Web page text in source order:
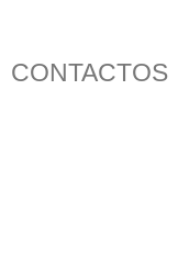
CONTACTOS